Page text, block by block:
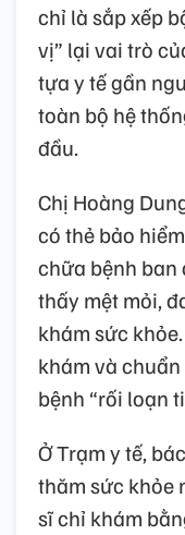
chỉ là sắp xếp
vị” lại vai trò
tựa y tế gần
toàn bộ hệ
đầu.
Chị Hoàng
có thẻ bảo
chữa bệnh ban
thấy mệt mỏi,
khám sức
khám và
bệnh “rối loạn
Ở Trạm y tế,
thăm sức khỏe
sĩ chỉ khám